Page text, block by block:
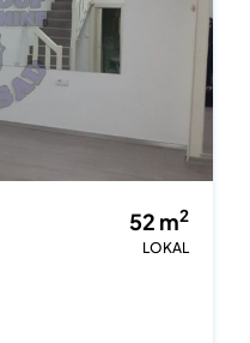
52 m2
LOKAL